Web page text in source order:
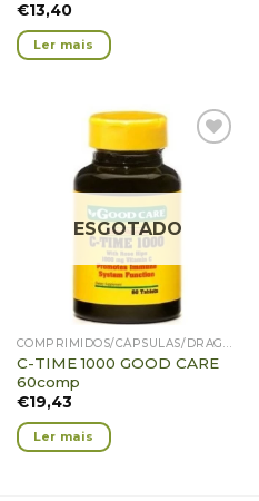
€13,40
Ler mais
Adicionar
Favoritos
ESGOTADO
COMPRIMIDOS/CÁPSULAS/DRAGEIAS/PASTILHAS/GOMAS
C-TIME 1000 GOOD CARE
60comp
€19,43
Ler mais